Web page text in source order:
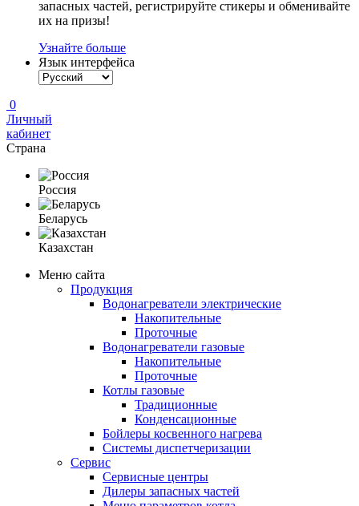
запасных частей, регистрируйте стикеры и обменивайте
их на призы!
Узнайте больше
Язык интерфейса
0
Личный
кабинет
Страна
Россия
Беларусь
Казахстан
Меню сайта
Продукция
Водонагреватели электрические
Накопительные
Проточные
Водонагреватели газовые
Накопительные
Проточные
Котлы газовые
Традиционные
Конденсационные
Бойлеры косвенного нагрева
Системы диспетчеризации
Сервис
Сервисные центры
Дилеры запасных частей